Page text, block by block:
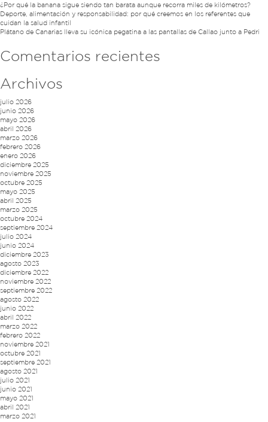
¿Por qué la banana sigue siendo tan barata aunque recorra miles de kilómetros?
Deporte, alimentación y responsabilidad: por qué creemos en los referentes que
cuidan la salud infantil
Plátano de Canarias lleva su icónica pegatina a las pantallas de Callao junto a Pedri
Comentarios recientes
Archivos
julio 2026
junio 2026
mayo 2026
abril 2026
marzo 2026
febrero 2026
enero 2026
diciembre 2025
noviembre 2025
octubre 2025
mayo 2025
abril 2025
marzo 2025
octubre 2024
septiembre 2024
julio 2024
junio 2024
diciembre 2023
agosto 2023
diciembre 2022
noviembre 2022
septiembre 2022
agosto 2022
junio 2022
abril 2022
marzo 2022
febrero 2022
noviembre 2021
octubre 2021
septiembre 2021
agosto 2021
julio 2021
junio 2021
mayo 2021
abril 2021
marzo 2021